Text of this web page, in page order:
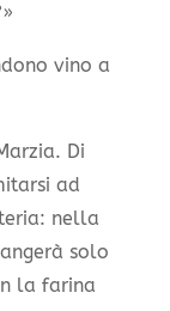
vino a
Di
ad
nella
solo
la farina